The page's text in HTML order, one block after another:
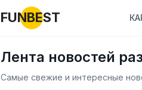
FUNBEST
Лента новостей
Самые свежие и интересные